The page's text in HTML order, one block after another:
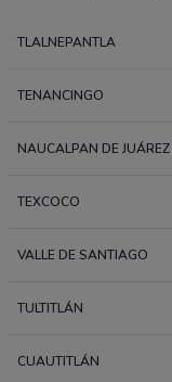
TLALNEPANTLA
TENANCINGO
NAUCALPAN DE JUÁREZ
TEXCOCO
VALLE DE SANTIAGO
TULTITLÁN
CUAUTITLÁN